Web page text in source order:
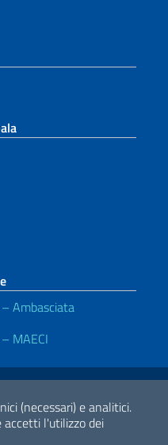
(necessari) e analitici.
accetti l'utilizzo dei
Ambasciata
MAECI